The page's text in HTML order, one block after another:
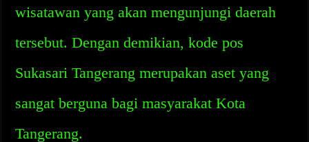
wisatawan yang akan mengunjungi daerah
tersebut. Dengan demikian, kode pos
Sukasari Tangerang merupakan aset yang
sangat berguna bagi masyarakat Kota
Tangerang.